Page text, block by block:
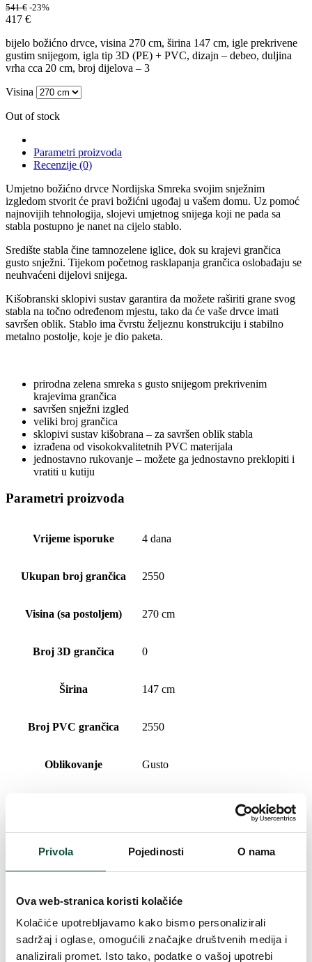
Privola Pojedinosti O nama
Ova web-stranica koristi kolačiće
Kolačiće upotrebljavamo kako bismo personalizirali
sadržaj i oglase, omogućili značajke društvenih medija i
analizirali promet. Isto tako, podatke o vašoj upotrebi
541€ -23%
417 €
bijelo božićno drvce, visina 270 cm, širina 147 cm, igle prekrivene
gustim snijegom, igla tip 3D (PE) + PVC, dizajn – debeo, duljina
vrha cca 20 cm, broj dijelova – 3
Visina
Out of stock
Parametri proizvoda
Recenzije (0)
Umjetno božićno drvce Nordijska Smreka svojim snježnim
izgledom stvorit će pravi božićni ugođaj u vašem domu. Uz pomoć
najnovijih tehnologija, slojevi umjetnog snijega koji ne pada sa
stabla postupno je nanet na cijelo stablo.
Središte stabla čine tamnozelene iglice, dok su krajevi grančica
gusto snježni. Tijekom početnog rasklapanja grančica oslobađaju se
neuhvaćeni dijelovi snijega.
Kišobranski sklopivi sustav garantira da možete raširiti grane svog
stabla na točno određenom mjestu, tako da će vaše drvce imati
savršen oblik. Stablo ima čvrstu željeznu konstrukciju i stabilno
metalno postolje, koje je dio paketa.
prirodna zelena smreka s gusto snijegom prekrivenim
krajevima grančica
savršen snježni izgled
veliki broj grančica
sklopivi sustav kišobrana – za savršen oblik stabla
izrađena od visokokvalitetnih PVC materijala
jednostavno rukovanje – možete ga jednostavno preklopiti i
vratiti u kutiju
Parametri proizvoda
Vrijeme isporuke 4 dana
Ukupan broj grančica 2550
Visina (sa postoljem) 270 cm
Broj 3D grančica 0
Širina 147 cm
Broj PVC grančica 2550
Oblikovanje Gusto
Težina (brutto) 22,8